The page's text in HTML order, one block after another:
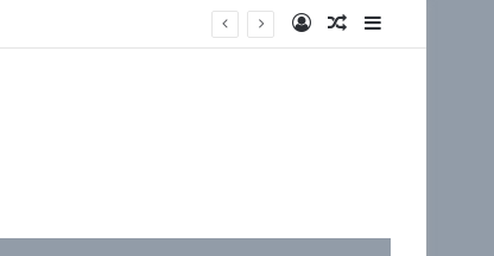
EntrarArtigo aleatório
Barra Lateral